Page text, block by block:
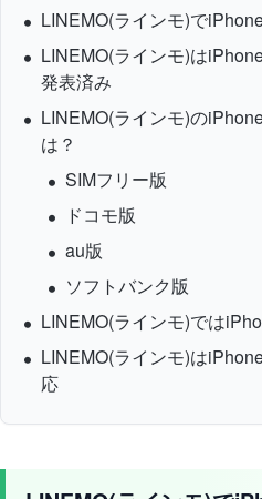
LINEMO(ラインモ)で
LINEMO(ラインモ)は
発表済み
LINEMO(ラインモ)の
は？
SIMフリー版
ドコモ版
au版
ソフトバンク版
LINEMO(ラインモ)では
LINEMO(ラインモ)は
応